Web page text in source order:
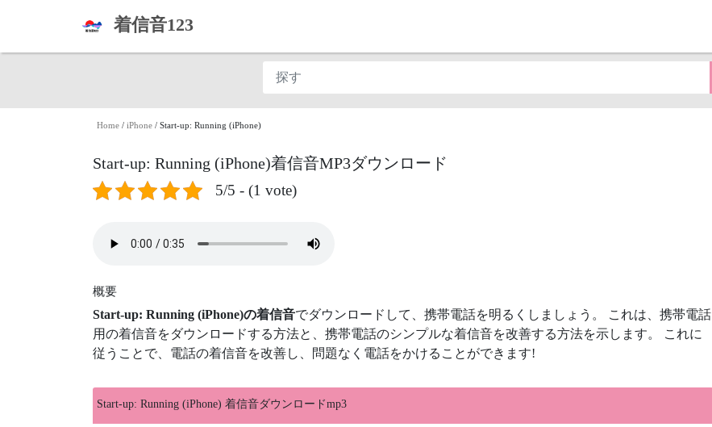
着信音123
Home / iPhone / Start-up: Running (iPhone)
Start-up: Running (iPhone)着信音MP3ダウンロード
5/5 - (1 vote)
概要
Start-up: Running (iPhone)の着信音でダウンロードして、携帯電話を明るくしましょう。 これは、携帯電話
用の着信音をダウンロードする方法と、携帯電話のシンプルな着信音を改善する方法を示します。 これに
従うことで、電話の着信音を改善し、問題なく電話をかけることができます!
Start-up: Running (iPhone) 着信音ダウンロードmp3